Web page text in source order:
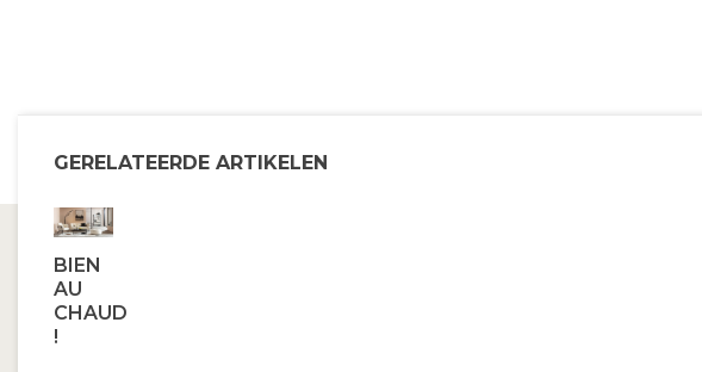
GERELATEERDE ARTIKELEN
BIEN
AU
CHAUD
!